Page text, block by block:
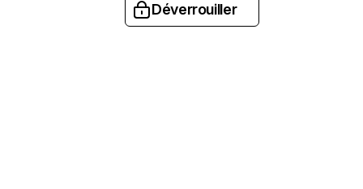
Déverrouiller